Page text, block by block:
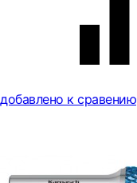
добавлено к сравению